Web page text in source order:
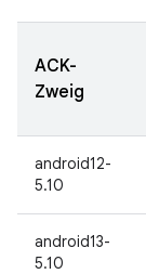
ACK-
Zweig
android12-
5.10
android13-
5.10